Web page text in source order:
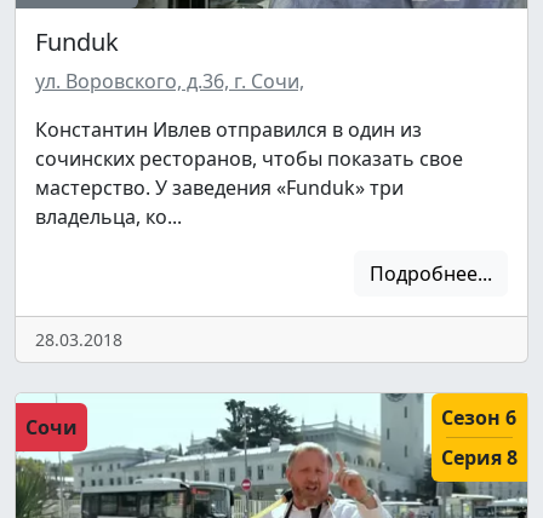
Funduk
ул. Воровского, д.36, г. Сочи,
Константин Ивлев отправился в один из
сочинских ресторанов, чтобы показать свое
мастерство. У заведения «Funduk» три
владельца, ко...
Подробнее...
28.03.2018
Сочи
Сезон 6
Серия 8
Мы выкладываем авторские обзоры
каждую неделю.